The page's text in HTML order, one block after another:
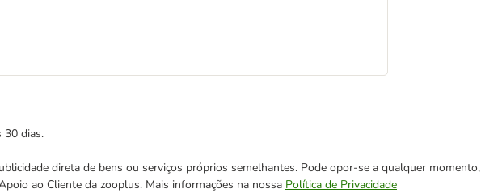
30 dias.
direta de bens ou serviços próprios semelhantes. Pode opor-se a qualquer
ao Cliente da zooplus. Mais informações na nossa Política de Privacidade